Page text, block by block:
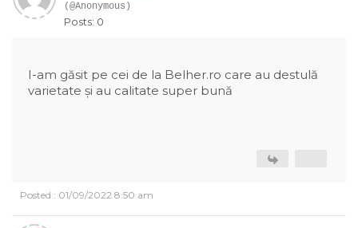
(@Anonymous)
Posts: 0
I-am găsit pe cei de la Belher.ro care au destulă
varietate și au calitate super bună
Posted : 01/09/2022 8:50 am